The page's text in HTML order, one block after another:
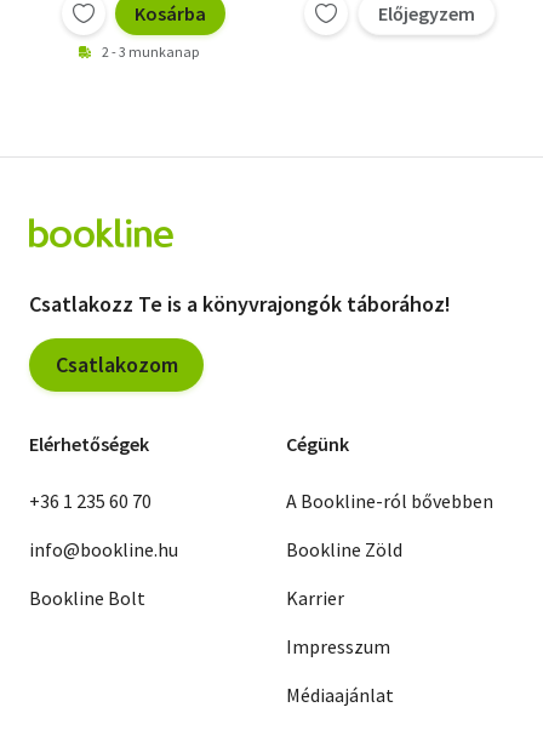
Kosárba
2 - 3 munkanap
Előjegyzem
Csatlakozz Te is a könyvrajongók táborához!
Csatlakozom
Elérhetőségek
+36 1 235 60 70
info@bookline.hu
Bookline Bolt
Cégünk
A Bookline-ról bővebben
Bookline Zöld
Karrier
Impresszum
Médiaajánlat